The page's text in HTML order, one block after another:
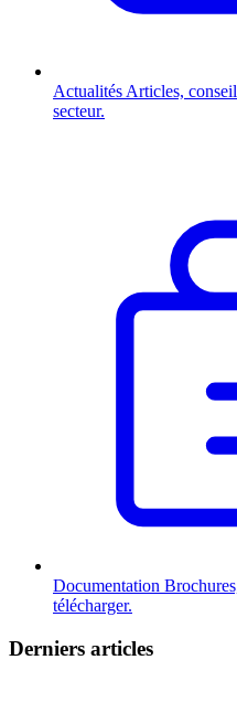
Actualités Articles,
secteur.
Documentation
télécharger.
Derniers articles